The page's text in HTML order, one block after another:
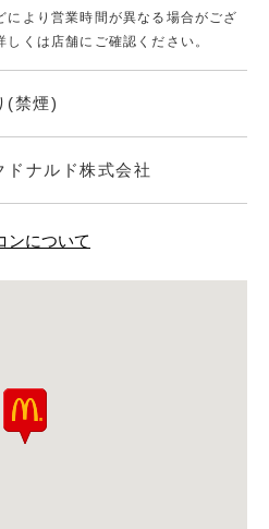
より営業時間が異なる場合がござ
しくは店舗にご確認ください。
(禁煙)
ドナルド株式会社
ンについて